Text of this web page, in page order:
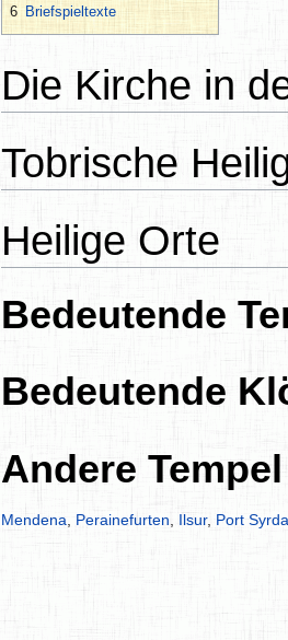
6 Briefspieltexte
Die Kirche in
Tobrische
Heilige Orte
Bedeutende
Bedeutende
Andere Tempel
Mendena Perainefurten Ilsur, Port